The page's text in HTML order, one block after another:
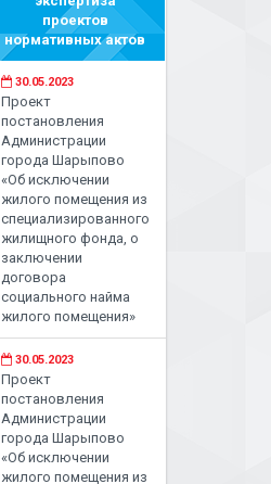
проектов
нормативных актов
30.05.2023
Проект
постановления
Администрации
города Шарыпово
«Об исключении
жилого помещения из
специализированного
жилищного фонда, о
заключении
договора
социального найма
жилого помещения»
30.05.2023
Проект
постановления
Администрации
города Шарыпово
«Об исключении
жилого помещения из